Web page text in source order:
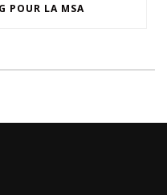
POUR LA MSA